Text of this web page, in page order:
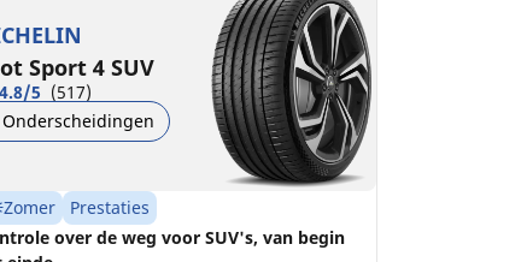
Sport 4 SUV
4.8/5 (517)
Zomer
Prestaties
over de weg voor SUV's, van begin